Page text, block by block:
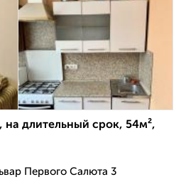
на длительный срок, 54м²,
Первого Салюта 3